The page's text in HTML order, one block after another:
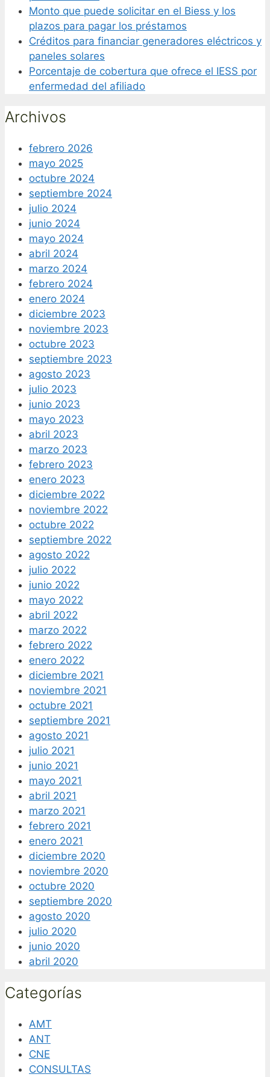
Monto que puede solicitar en el Biess y los
plazos para pagar los préstamos
Créditos para financiar generadores eléctricos y
paneles solares
Porcentaje de cobertura que ofrece el IESS por
enfermedad del afiliado
Archivos
febrero 2026
mayo 2025
octubre 2024
septiembre 2024
julio 2024
junio 2024
mayo 2024
abril 2024
marzo 2024
febrero 2024
enero 2024
diciembre 2023
noviembre 2023
octubre 2023
septiembre 2023
agosto 2023
julio 2023
junio 2023
mayo 2023
abril 2023
marzo 2023
febrero 2023
enero 2023
diciembre 2022
noviembre 2022
octubre 2022
septiembre 2022
agosto 2022
julio 2022
junio 2022
mayo 2022
abril 2022
marzo 2022
febrero 2022
enero 2022
diciembre 2021
noviembre 2021
octubre 2021
septiembre 2021
agosto 2021
julio 2021
junio 2021
mayo 2021
abril 2021
marzo 2021
febrero 2021
enero 2021
diciembre 2020
noviembre 2020
octubre 2020
septiembre 2020
agosto 2020
julio 2020
junio 2020
abril 2020
Categorías
AMT
ANT
CNE
CONSULTAS